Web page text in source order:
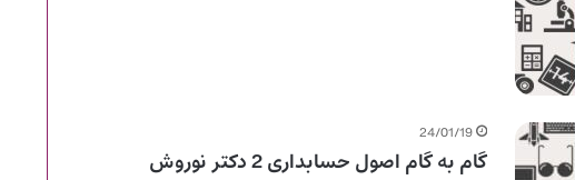
24/01/19
گام به گام اصول حسابداری 2 دکتر نوروش